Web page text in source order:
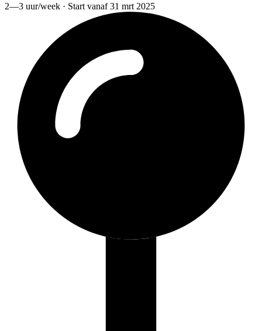
2—3 uur/week · Start vanaf 31 mrt 2025